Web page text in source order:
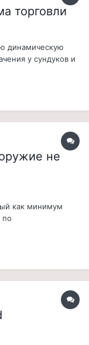
торговли
динамическую
у сундуков и
опять куча
он не
не
как минимум
по
духа или